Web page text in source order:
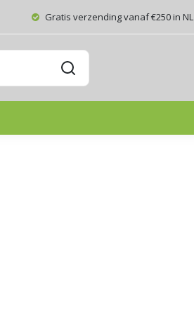
Gratis verzending vanaf €250 in NL